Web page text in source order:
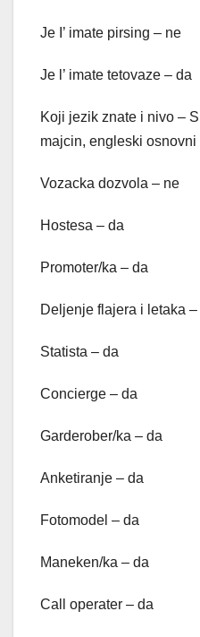
Je I’ imate pirsing – ne
Je l’ imate tetovaze – da
Koji jezik znate i nivo –
majcin, engleski osnovni
Vozacka dozvola – ne
Hostesa – da
Promoter/ka – da
Deljenje flajera i letaka –
Statista – da
Concierge – da
Garderober/ka – da
Anketiranje – da
Fotomodel – da
Maneken/ka – da
Call operater – da